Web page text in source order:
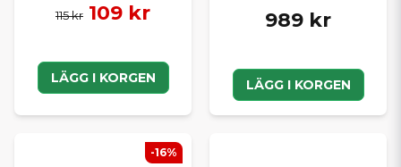
115 kr 109 kr
LÄGG I KORGEN
989 kr
LÄGG I KORGEN
-16%